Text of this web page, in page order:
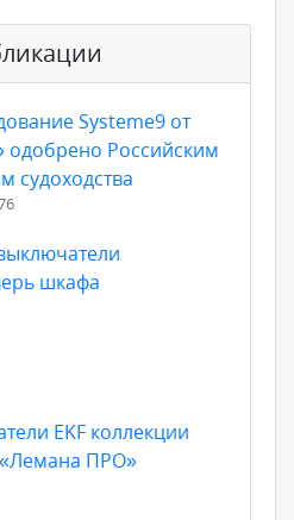
Systeme9 от
одобрено Российским
судоходства
шкафа
EKF коллекции
ПРО»